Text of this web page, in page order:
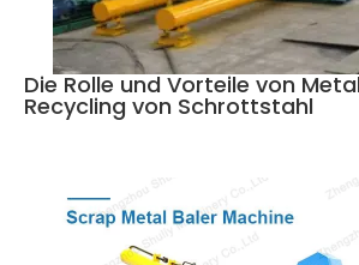
Die Rolle und Vorteile von
Recycling von Schrottstahl